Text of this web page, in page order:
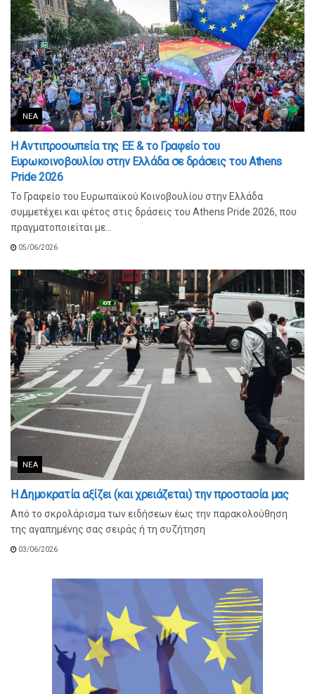
ΝΈΑ
Η Αντιπροσωπεία της ΕΕ & το Γραφείο του
Ευρωκοινοβουλίου στην Ελλάδα σε δράσεις του Athens
Pride 2026
Το Γραφείο του Ευρωπαϊκού Κοινοβουλίου στην Ελλάδα
συμμετέχει και φέτος στις δράσεις του Athens Pride 2026, που
πραγματοποιείται με...
05/06/2026
ΝΈΑ
Η Δημοκρατία αξίζει (και χρειάζεται) την προστασία μας
Από το σκρολάρισμα των ειδήσεων έως την παρακολούθηση
της αγαπημένης σας σειράς ή τη συζήτηση
03/06/2026